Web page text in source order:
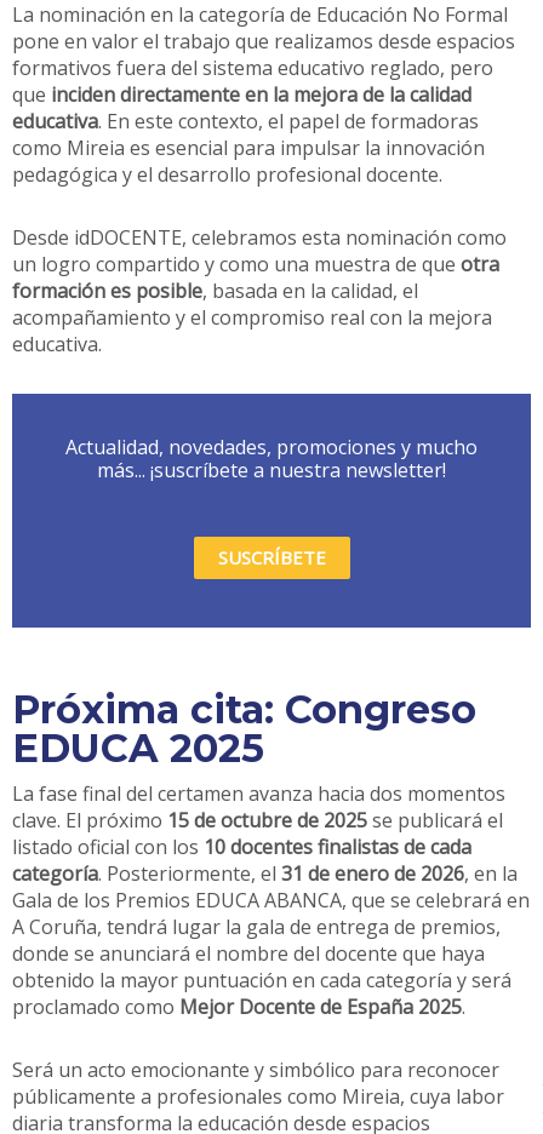
La nominación en la categoría de Educación No Formal
pone en valor el trabajo que realizamos desde espacios
formativos fuera del sistema educativo reglado, pero
que inciden directamente en la mejora de la calidad
educativa. En este contexto, el papel de formadoras
como Mireia es esencial para impulsar la innovación
pedagógica y el desarrollo profesional docente.
Desde idDOCENTE, celebramos esta nominación como
un logro compartido y como una muestra de que otra
formación es posible, basada en la calidad, el
acompañamiento y el compromiso real con la mejora
educativa.
Actualidad, novedades, promociones y mucho
más... ¡suscríbete a nuestra newsletter!
SUSCRÍBETE
Próxima cita: Congreso
EDUCA 2025
La fase final del certamen avanza hacia dos momentos
clave. El próximo 15 de octubre de 2025se publicará el
listado oficial con los 10 docentes finalistas de cada
categoría. Posteriormente, el 31 de enero de 2026, en la
Gala de los Premios EDUCA ABANCA, que se celebrará en
A Coruña, tendrá lugar la gala de entrega de premios,
donde se anunciará el nombre del docente que haya
obtenido la mayor puntuación en cada categoría y será
proclamado como Mejor Docente de España 2025.
Será un acto emocionante y simbólico para reconocer
públicamente a profesionales como Mireia, cuya labor
diaria transforma la educación desde espacios